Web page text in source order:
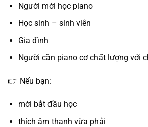
Người mới học piano
Học sinh – sinh viên
Gia đình
Người cần piano cơ chất lượng với
👉 Nếu bạn:
mới bắt đầu học
thích âm thanh vừa phải